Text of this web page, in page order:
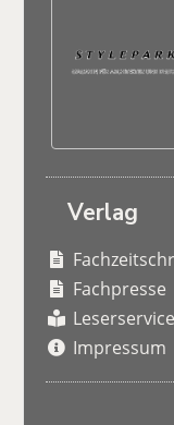
Verlag
Fachpresse
Leserservice
Impressum